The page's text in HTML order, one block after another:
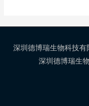
深圳德博瑞生物科技
深圳德博瑞生